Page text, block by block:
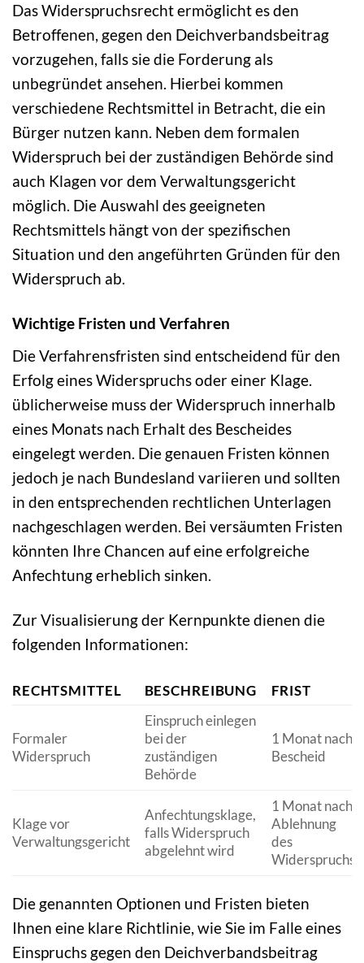
Das Widerspruchsrecht ermöglicht es den
Betroffenen, gegen den Deichverbandsbeitrag
vorzugehen, falls sie die Forderung als
unbegründet ansehen. Hierbei kommen
verschiedene Rechtsmittel in Betracht, die ein
Bürger nutzen kann. Neben dem formalen
Widerspruch bei der zuständigen Behörde sind
auch Klagen vor dem Verwaltungsgericht
möglich. Die Auswahl des geeigneten
Rechtsmittels hängt von der spezifischen
Situation und den angeführten Gründen für den
Widerspruch ab.
Wichtige Fristen und Verfahren
Die Verfahrensfristen sind entscheidend für den
Erfolg eines Widerspruchs oder einer Klage.
üblicherweise muss der Widerspruch innerhalb
eines Monats nach Erhalt des Bescheides
eingelegt werden. Die genauen Fristen können
jedoch je nach Bundesland variieren und sollten
in den entsprechenden rechtlichen Unterlagen
nachgeschlagen werden. Bei versäumten Fristen
könnten Ihre Chancen auf eine erfolgreiche
Anfechtung erheblich sinken.
Zur Visualisierung der Kernpunkte dienen die
folgenden Informationen:
RECHTSMITTEL BESCHREIBUNG FRIST
Formaler
Widerspruch
Einspruch einlegen
bei der
zuständigen
Behörde
1 Monat nach
Bescheid
Klage vor
Verwaltungsgericht
Anfechtungsklage,
falls Widerspruch
abgelehnt wird
1 Monat nach
Ablehnung
des
Widerspruchs
Die genannten Optionen und Fristen bieten
Ihnen eine klare Richtlinie, wie Sie im Falle eines
Einspruchs gegen den Deichverbandsbeitrag